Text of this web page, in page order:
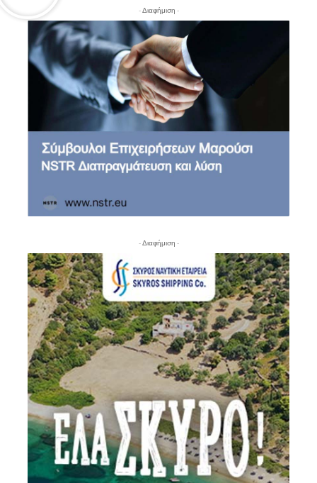
- Διαφήμιση -
- Διαφήμιση -